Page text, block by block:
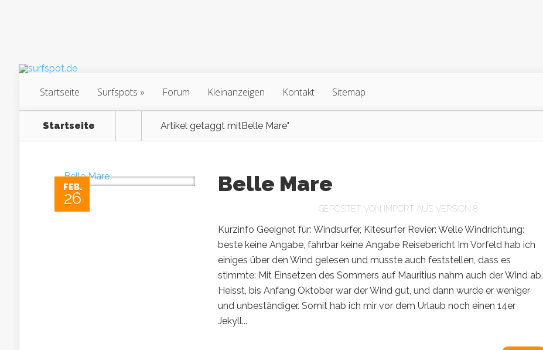
Startseite Surfspots Forum Kleinanzeigen Kontakt Sitemap
Startseite Artikel getaggt mitBelle Mare"
FEB.
26
Belle Mare
GEPOSTET VON IMPORT AUS VERSION 8
Kurzinfo Geeignet für: Windsurfer, Kitesurfer Revier: Welle Windrichtung:
beste keine Angabe, fahrbar keine Angabe Reisebericht Im Vorfeld hab ich
einiges über den Wind gelesen und musste auch feststellen, dass es
stimmte: Mit Einsetzen des Sommers auf Mauritius nahm auch der Wind ab.
Heisst, bis Anfang Oktober war der Wind gut, und dann wurde er weniger
und unbeständiger. Somit hab ich mir vor dem Urlaub noch einen 14er
Jekyll...